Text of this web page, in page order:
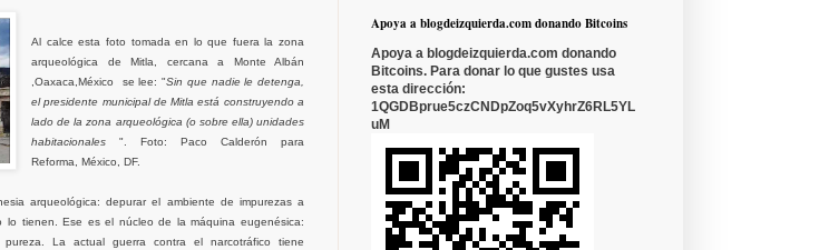
Al calce esta foto tomada en lo que fuera la zona
arqueológica de Mitla, cercana a Monte Albán
,Oaxaca,México se lee: "Sin que nadie le detenga,
el presidente municipal de Mitla está construyendo a
lado de la zona arqueológica (o sobre ella) unidades
habitacionales ". Foto: Paco Calderón para
Reforma, México, DF.
arqueológica: depurar el ambiente de impurezas a
lo tienen. Ese es el núcleo de la máquina eugenésica:
La actual guerra contra el narcotráfico tiene
Apoya a blogdeizquierda.com donando Bitcoins
Apoya a blogdeizquierda.com donando
Bitcoins. Para donar lo que gustes usa
esta dirección:
1QGDBprue5czCNDpZoq5vXyhrZ6RL5YL
uM